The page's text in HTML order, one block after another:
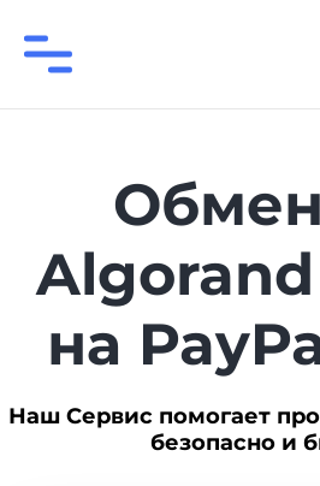
Algorand
на
Наш Сервис помогает
безопасно и